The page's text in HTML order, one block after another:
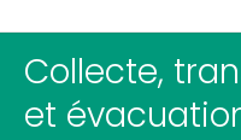
Collecte,
et